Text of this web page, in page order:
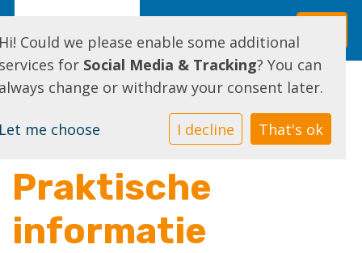
Praktische
informatie
Could we please enable some additional
for Social Media & Tracking? You can
change or withdraw your consent later.
me choose I decline That's ok